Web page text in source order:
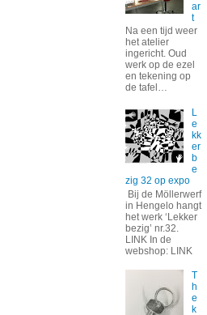
ar
t
Na een tijd weer
het atelier
ingericht. Oud
werk op de ezel
en tekening op
de tafel…
L
e
kk
er
b
e
zig 32 op expo
Bij de Möllerwerf
in Hengelo hangt
het werk ‘Lekker
bezig’ nr.32.
LINK In de
webshop: LINK
T
h
e
k